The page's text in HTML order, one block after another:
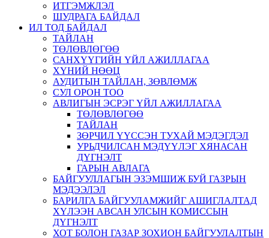
ИТГЭМЖЛЭЛ
ШУДРАГА БАЙДАЛ
ИЛ ТОД БАЙДАЛ
ТАЙЛАН
ТӨЛӨВЛӨГӨӨ
САНХҮҮГИЙН ҮЙЛ АЖИЛЛАГАА
ХҮНИЙ НӨӨЦ
АУДИТЫН ТАЙЛАН, ЗӨВЛӨМЖ
СУЛ ОРОН ТОО
АВЛИГЫН ЭСРЭГ ҮЙЛ АЖИЛЛАГАА
ТӨЛӨВЛӨГӨӨ
ТАЙЛАН
ЗӨРЧИЛ ҮҮССЭН ТУХАЙ МЭДЭГДЭЛ
УРЬДЧИЛСАН МЭДҮҮЛЭГ ХЯНАСАН
ДҮГНЭЛТ
ГАРЫН АВЛАГА
БАЙГУУЛЛАГЫН ЭЗЭМШИЖ БУЙ ГАЗРЫН
МЭДЭЭЛЭЛ
БАРИЛГА БАЙГУУЛАМЖИЙГ АШИГЛАЛТАД
ХҮЛЭЭН АВСАН УЛСЫН КОМИССЫН
ДҮГНЭЛТ
ХОТ БОЛОН ГАЗАР ЗОХИОН БАЙГУУЛАЛТЫН